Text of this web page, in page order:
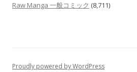
Raw Manga 一般コミック (8,711)
Proudly powered by WordPress